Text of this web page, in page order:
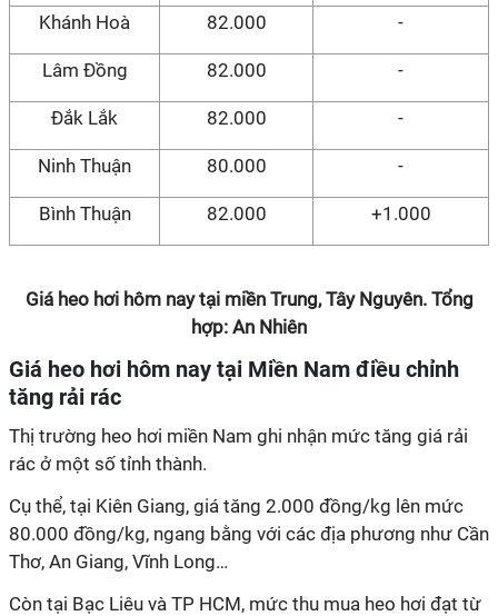
Khánh Hoà 82.000 -
Lâm Đồng 82.000 -
Đắk Lắk 82.000 -
Ninh Thuận 80.000 -
Bình Thuận 82.000 +1.000
Giá heo hơi hôm nay tại miền Trung, Tây Nguyên. Tổng
hợp: An Nhiên
Giá heo hơi hôm nay tại Miền Nam điều chỉnh
tăng rải rác
Thị trường heo hơi miền Nam ghi nhận mức tăng giá rải
rác ở một số tỉnh thành.
Cụ thể, tại Kiên Giang, giá tăng 2.000 đồng/kg lên mức
80.000 đồng/kg, ngang bằng với các địa phương như Cần
Thơ, An Giang, Vĩnh Long…
Còn tại Bạc Liêu và TP HCM, mức thu mua heo hơi đạt từ